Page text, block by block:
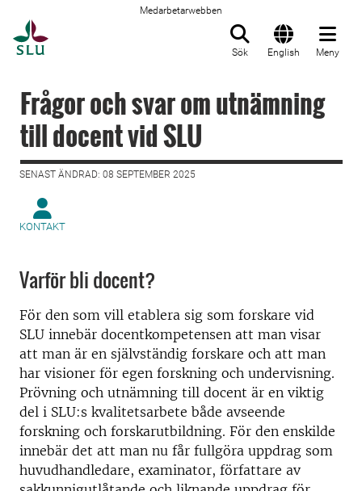
Medarbetarwebben
Sök English Meny
Frågor och svar om utnämning
till docent vid SLU
SENAST ÄNDRAD: 08 SEPTEMBER 2025
KONTAKT
Varför bli docent?
För den som vill etablera sig som forskare vid
SLU innebär docentkompetensen att man visar
att man är en självständig forskare och att man
har visioner för egen forskning och undervisning.
Prövning och utnämning till docent är en viktig
del i SLU:s kvalitetsarbete både avseende
forskning och forskarutbildning. För den enskilde
innebär det att man nu får fullgöra uppdrag som
huvudhandledare, examinator, författare av